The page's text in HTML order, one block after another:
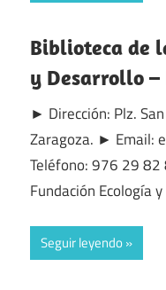
Biblioteca de
y Desarrollo –
► Dirección: Plz.
Zaragoza. ► Email:
Teléfono: 976 29
Fundación Ecología
Seguir leyendo